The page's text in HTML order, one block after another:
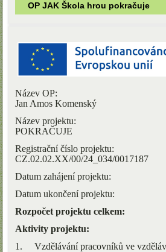
OP JAK Škola hrou pokračuje
Název OP:
Jan Amos Komenský
Název projektu:
POKRAČUJE
Registrační číslo
CZ.02.02.XX/00/24_034/0017187
Datum zahájení projektu:
Datum ukončení projektu:
Rozpočet projektu celkem:
Aktivity projektu:
1. Vzdělávání pracovníků ve